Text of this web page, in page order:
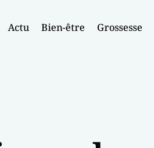
Actu Bien-être Grossesse